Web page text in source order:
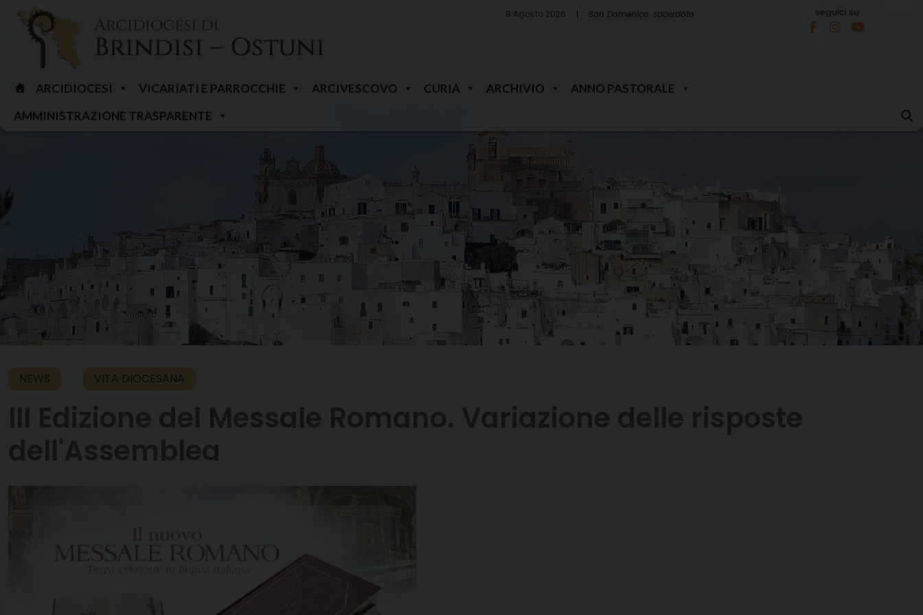
Skip
content
8 Agosto 2026 San Domenico, sacerdote seguici su
ARCIDIOCESI VICARIATI E PARROCCHIE ARCIVESCOVO CURIA ARCHIVIO
ANNO PASTORALE
AMMINISTRAZIONE TRASPARENTE
NEWS VITA DIOCESANA